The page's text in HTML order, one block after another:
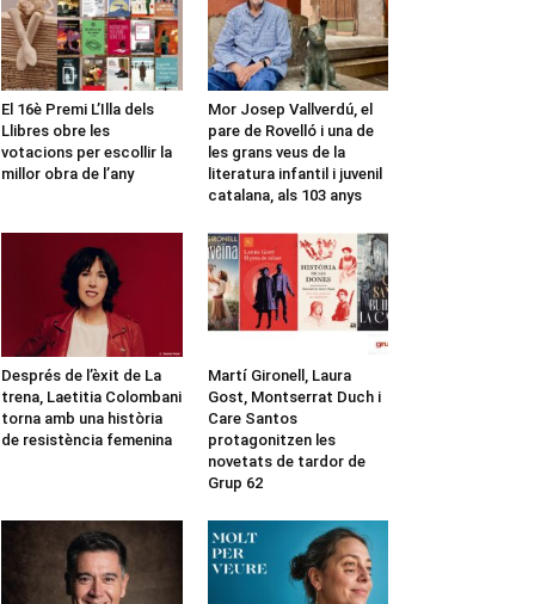
El 16è Premi L’Illa dels
Llibres obre les
votacions per escollir la
millor obra de l’any
Mor Josep Vallverdú, el
pare de Rovelló i una de
les grans veus de la
literatura infantil i juvenil
catalana, als 103 anys
Després de l’èxit de La
trena, Laetitia Colombani
torna amb una història
de resistència femenina
Martí Gironell, Laura
Gost, Montserrat Duch i
Care Santos
protagonitzen les
novetats de tardor de
Grup 62